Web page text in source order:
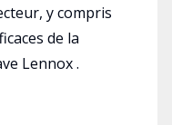
y compris
de la
Lennox .